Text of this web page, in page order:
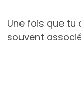
Une fois que
souvent